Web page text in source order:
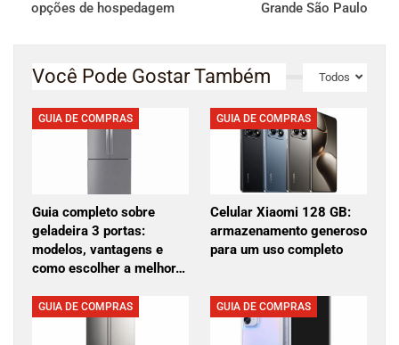
opções de hospedagem Grande São Paulo
Todos
Você Pode Gostar Também
GUIA DE COMPRAS
Guia completo sobre
geladeira 3 portas:
modelos, vantagens e
como escolher a melhor…
GUIA DE COMPRAS
Celular Xiaomi 128 GB:
armazenamento generoso
para um uso completo
GUIA DE COMPRAS GUIA DE COMPRAS